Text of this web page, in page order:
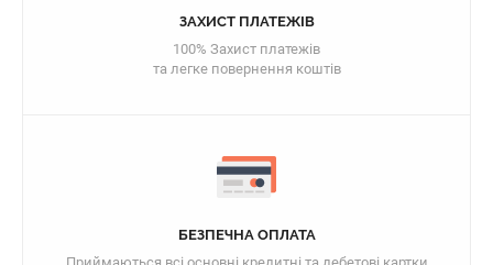
ЗАХИСТ ПЛАТЕЖІВ
100% Захист платежів
та легке повернення коштів
БЕЗПЕЧНА ОПЛАТА